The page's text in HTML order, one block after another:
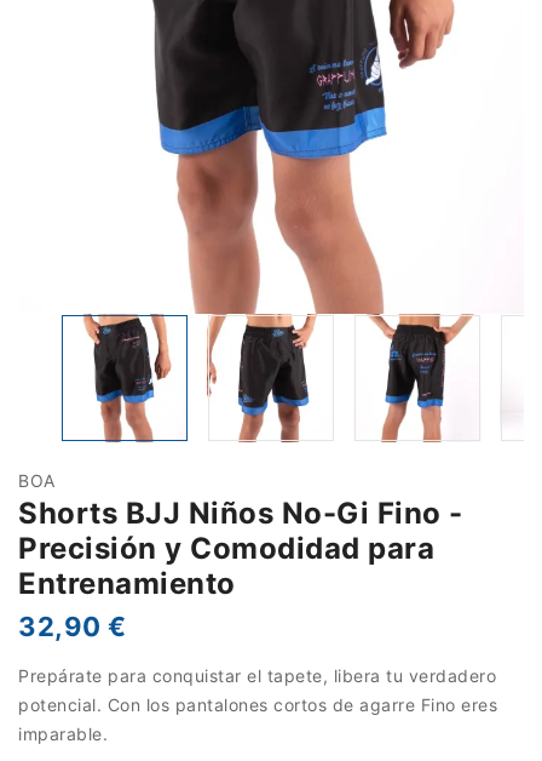
BOA
Shorts BJJ Niños No-Gi Fino -
Precisión y Comodidad para
Entrenamiento
32,90 €
Prepárate para conquistar el tapete, libera tu verdadero
potencial. Con los pantalones cortos de agarre Fino eres
imparable.